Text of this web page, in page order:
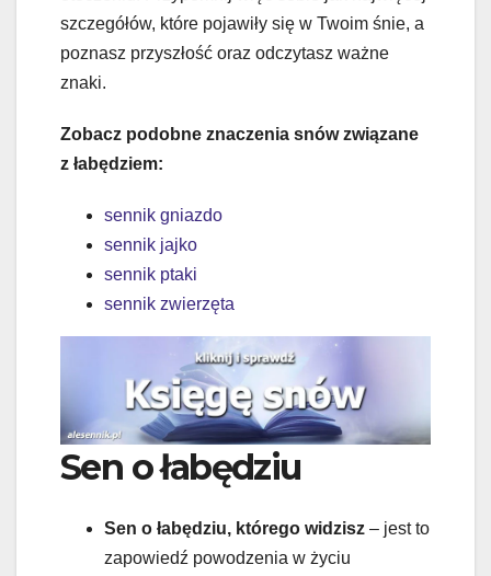
szczegółów, które pojawiły się w Twoim śnie, a
poznasz przyszłość oraz odczytasz ważne
znaki.
Zobacz podobne znaczenia snów związane
z łabędziem:
sennik gniazdo
sennik jajko
sennik ptaki
sennik zwierzęta
Sen o łabędziu
Sen o łabędziu, którego widzisz – jest to
zapowiedź powodzenia w życiu